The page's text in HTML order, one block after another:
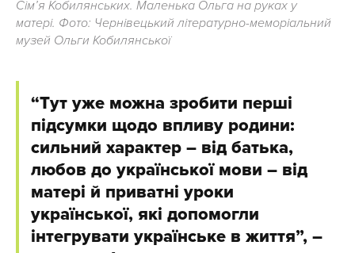
Сімʼя Кобилянських. Маленька Ольга на руках у
матері. Фото: Чернівецький літературно-меморіальний
музей Ольги Кобилянської
“Тут уже можна зробити перші
підсумки щодо впливу родини:
сильний характер – від батька,
любов до української мови – від
матері й приватні уроки
української, які допомогли
інтегрувати українське в життя”, –